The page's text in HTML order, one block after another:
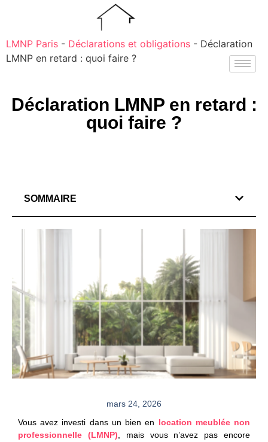
LMNP Paris - Déclarations et obligations - Déclaration
LMNP en retard : quoi faire ?
Déclaration LMNP en retard :
quoi faire ?
SOMMAIRE
mars 24, 2026
Vous avez investi dans un bien en location meublée non
professionnelle (LMNP), mais vous n’avez pas encore